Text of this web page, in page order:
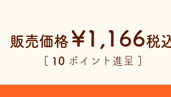
販売価格 ¥1,166税
[ 10 ポイント進呈 ]